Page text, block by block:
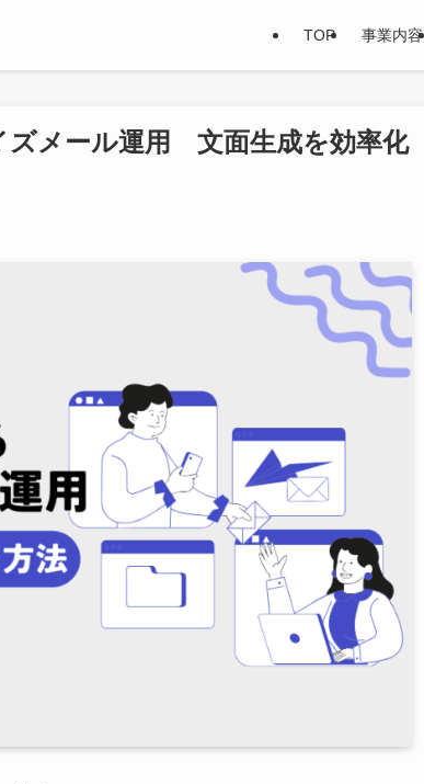
TOP 事業内容
ズメール運用 文面生成を効率化